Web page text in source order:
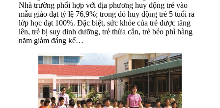
Nhà trường phối hợp với địa phương huy động trẻ vào
mẫu giáo đạt tỷ lệ 76,9%; trong đó huy động trẻ 5 tuổi ra
lớp học đạt 100%. Đặc biệt, sức khỏe của trẻ được tăng
lên, trẻ bị suy dinh dưỡng, trẻ thừa cân, trẻ béo phì hàng
năm giảm đáng kể…